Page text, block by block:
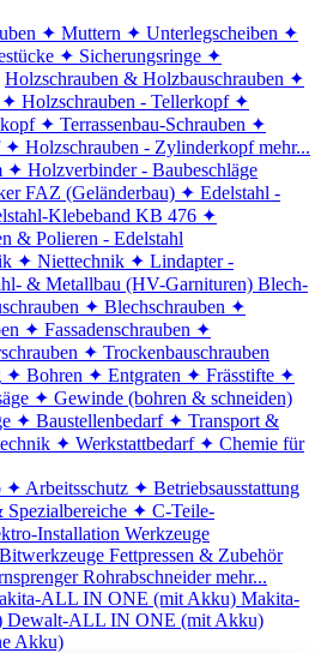
✦ Muttern ✦ Unterlegscheiben ✦
✦ Sicherungsringe ✦
Holzschrauben & Holzbauschrauben ✦
✦ Holzschrauben - Tellerkopf ✦
✦ Terrassenbau-Schrauben ✦
✦ Holzschrauben - Zylinderkopf mehr...
✦ Holzverbinder - Baubeschläge
FAZ (Geländerbau) ✦ Edelstahl -
Klebeband KB 476 ✦
& Polieren - Edelstahl
✦ Niettechnik ✦ Lindapter -
& Metallbau (HV-Garnituren) Blech-
✦ Blechschrauben ✦
✦ Fassadenschrauben ✦
✦ Trockenbauschrauben
✦ Bohren ✦ Entgraten ✦ Frässtifte ✦
✦ Gewinde (bohren & schneiden)
✦ Baustellenbedarf ✦ Transport &
✦ Werkstattbedarf ✦ Chemie für
✦ Arbeitsschutz ✦ Betriebsausstattung
✦ C-Teile-
Installation Werkzeuge
Bitwerkzeuge Fettpressen & Zubehör
Rohrabschneider mehr...
ALL IN ONE (mit Akku) Makita-
Dewalt-ALL IN ONE (mit Akku)
Akku)